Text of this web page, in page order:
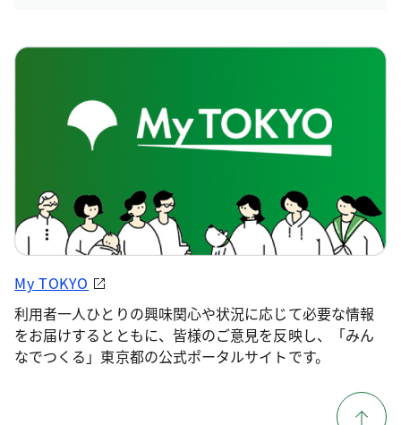
My TOKYO
利用者一人ひとりの興味関心や状況に応じて必要な情報
をお届けするとともに、皆様のご意見を反映し、「みん
なでつくる」東京都の公式ポータルサイトです。